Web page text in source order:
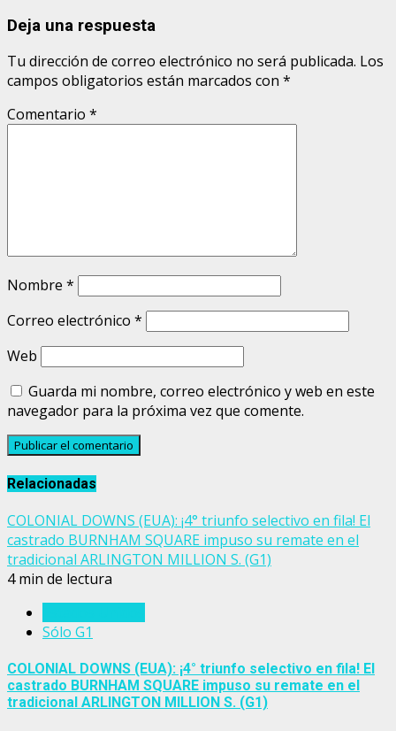
Deja una respuesta
Tu dirección de correo electrónico no será publicada. Los
campos obligatorios están marcados con *
Comentario *
Nombre *
Correo electrónico *
Web
Guarda mi nombre, correo electrónico y web en este
navegador para la próxima vez que comente.
Relacionadas
COLONIAL DOWNS (EUA): ¡4° triunfo selectivo en fila! El
castrado BURNHAM SQUARE impuso su remate en el
tradicional ARLINGTON MILLION S. (G1)
4 min de lectura
Sólo G1
COLONIAL DOWNS (EUA): ¡4° triunfo selectivo en fila! El
castrado BURNHAM SQUARE impuso su remate en el
tradicional ARLINGTON MILLION S. (G1)